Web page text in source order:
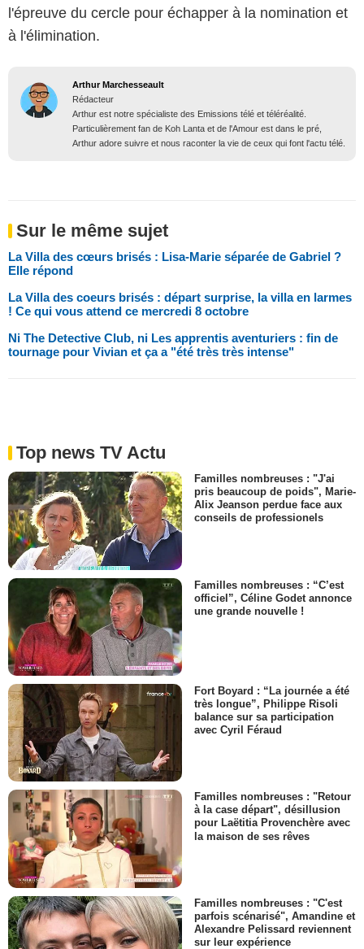
l'épreuve du cercle pour échapper à la nomination et
à l'élimination.
Arthur Marchesseault
Rédacteur
Arthur est notre spécialiste des Emissions télé et téléréalité.
Particulièrement fan de Koh Lanta et de l'Amour est dans le pré,
Arthur adore suivre et nous raconter la vie de ceux qui font l'actu télé.
Sur le même sujet
La Villa des cœurs brisés : Lisa-Marie séparée de Gabriel ?
Elle répond
La Villa des coeurs brisés : départ surprise, la villa en larmes
! Ce qui vous attend ce mercredi 8 octobre
Ni The Detective Club, ni Les apprentis aventuriers : fin de
tournage pour Vivian et ça a "été très très intense"
Top news TV Actu
Familles nombreuses : "J'ai
pris beaucoup de poids", Marie-
Alix Jeanson perdue face aux
conseils de professionels
Familles nombreuses : “C’est
officiel”, Céline Godet annonce
une grande nouvelle !
Fort Boyard : “La journée a été
très longue”, Philippe Risoli
balance sur sa participation
avec Cyril Féraud
Familles nombreuses : "Retour
à la case départ", désillusion
pour Laëtitia Provenchère avec
la maison de ses rêves
Familles nombreuses : "C'est
parfois scénarisé", Amandine et
Alexandre Pelissard reviennent
sur leur expérience